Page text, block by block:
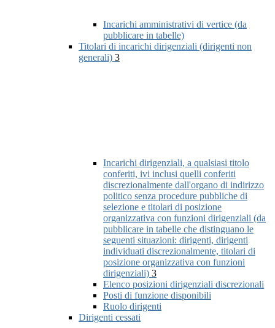
Incarichi amministrativi di vertice (da
pubblicare in tabelle)
Titolari di incarichi dirigenziali (dirigenti non
generali) 3
Incarichi dirigenziali, a qualsiasi titolo
conferiti, ivi inclusi quelli conferiti
discrezionalmente dall'organo di indirizzo
politico senza procedure pubbliche di
selezione e titolari di posizione
organizzativa con funzioni dirigenziali (da
pubblicare in tabelle che distinguano le
seguenti situazioni: dirigenti, dirigenti
individuati discrezionalmente, titolari di
posizione organizzativa con funzioni
dirigenziali) 3
Elenco posizioni dirigenziali discrezionali
Posti di funzione disponibili
Ruolo dirigenti
Dirigenti cessati